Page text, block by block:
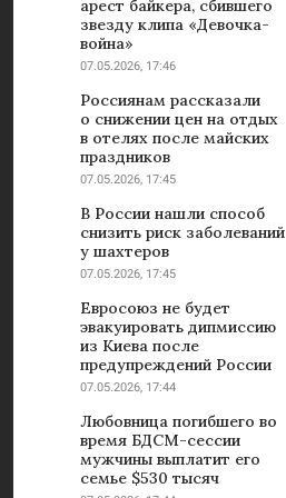
арест байкера, сбившего
звезду клипа «Девочка-
война»
07.05.2026, 17:46
Россиянам рассказали
о снижении цен на отдых
в отелях после майских
праздников
07.05.2026, 17:45
В России нашли способ
снизить риск заболеваний
у шахтеров
07.05.2026, 17:45
Евросоюз не будет
эвакуировать дипмиссию
из Киева после
предупреждений России
07.05.2026, 17:44
Любовница погибшего во
время БДСМ-сессии
мужчины выплатит его
семье $530 тысяч